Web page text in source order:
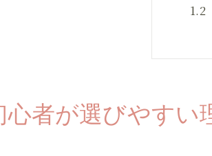
心者が選びやすい